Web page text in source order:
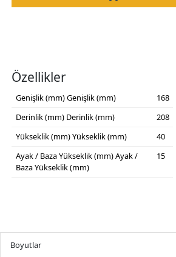
Özellikler
Genişlik (mm)Genişlik (mm)
168
Derinlik (mm) Derinlik (mm)
208
Yükseklik (mm)Yükseklik (mm)
40
Ayak / Baza Yükseklik (mm)Ayak /
Baza Yükseklik (mm)
15
Boyutlar